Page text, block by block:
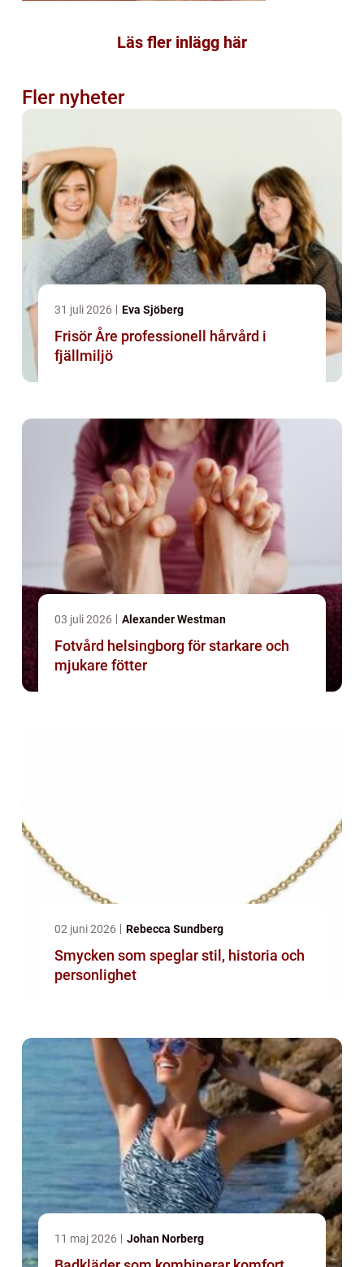
Läs fler inlägg här
Fler nyheter
31 juli 2026 Eva Sjöberg
Frisör Åre professionell hårvård i
fjällmiljö
03 juli 2026 Alexander Westman
Fotvård helsingborg för starkare och
mjukare fötter
02 juni 2026 Rebecca Sundberg
Smycken som speglar stil, historia och
personlighet
11 maj 2026 Johan Norberg